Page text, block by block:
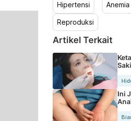
Hipertensi Anemia
Reproduksi
Artikel Terkait
Ini